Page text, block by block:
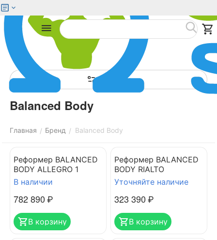
Фильтры
Balanced Body
Главная / Бренд / Balanced Body
Реформер BALANCED
BODY ALLEGRO 1
В наличии
782 890₽
В корзину
Реформер BALANCED
BODY RIALTO
Уточняйте наличие
323 390₽
В корзину
Меню Найти